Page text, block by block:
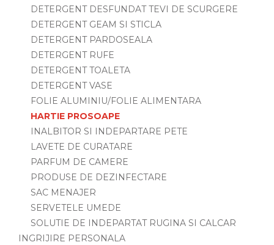
DETERGENT DESFUNDAT TEVI DE SCURGERE
DETERGENT GEAM SI STICLA
DETERGENT PARDOSEALA
DETERGENT RUFE
DETERGENT TOALETA
DETERGENT VASE
FOLIE ALUMINIU/FOLIE ALIMENTARA
HARTIE PROSOAPE
INALBITOR SI INDEPARTARE PETE
LAVETE DE CURATARE
PARFUM DE CAMERE
PRODUSE DE DEZINFECTARE
SAC MENAJER
SERVETELE UMEDE
SOLUTIE DE INDEPARTAT RUGINA SI CALCAR
INGRIJIRE PERSONALA